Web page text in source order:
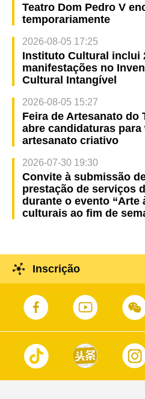
Teatro Dom Pedro V
temporariamente
2026-08-05 17:25
Instituto Cultural inclui
manifestações no
Cultural Intangível
2026-08-05 15:27
Feira de Artesanato do
abre candidaturas
artesanato criativo
2026-07-30 19:30
Convite à submissão
prestação de serviços
durante o evento “Arte
culturais ao fim de
Inscrição